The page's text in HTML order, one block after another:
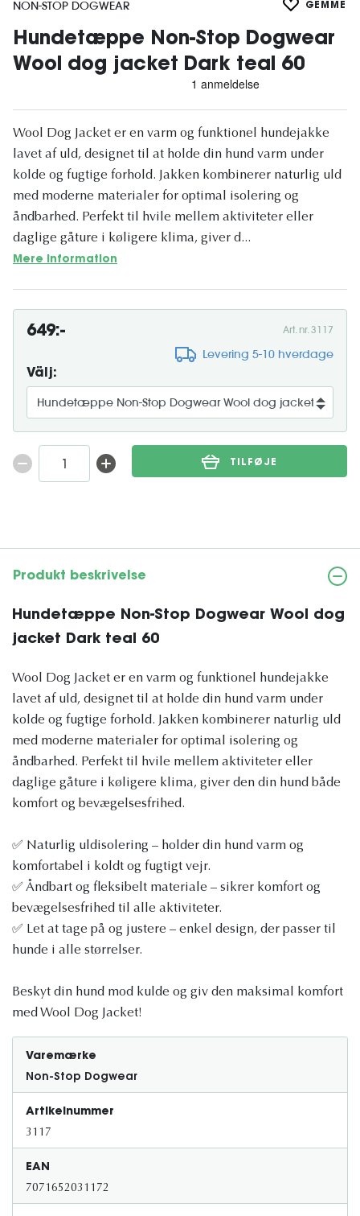
NON-STOP DOGWEAR GEMME
Hundetæppe Non-Stop Dogwear
Wool dog jacket Dark teal 60
Wool Dog Jacket er en varm og funktionel hundejakke
lavet af uld, designet til at holde din hund varm under
kolde og fugtige forhold. Jakken kombinerer naturlig uld
med moderne materialer for optimal isolering og
åndbarhed. Perfekt til hvile mellem aktiviteter eller
daglige gåture i køligere klima, giver d...
Mere information
649:- Art. nr. 3117
Levering 5-10 hverdage
Välj:
TILFØJE
Produkt beskrivelse
Hundetæppe Non-Stop Dogwear Wool dog
jacket Dark teal 60
Wool Dog Jacket er en varm og funktionel hundejakke
lavet af uld, designet til at holde din hund varm under
kolde og fugtige forhold. Jakken kombinerer naturlig uld
med moderne materialer for optimal isolering og
åndbarhed. Perfekt til hvile mellem aktiviteter eller
daglige gåture i køligere klima, giver den din hund både
komfort og bevægelsesfrihed.
✅ Naturlig uldisolering – holder din hund varm og
komfortabel i koldt og fugtigt vejr.
✅ Åndbart og fleksibelt materiale – sikrer komfort og
bevægelsesfrihed til alle aktiviteter.
✅ Let at tage på og justere – enkel design, der passer til
hunde i alle størrelser.
Beskyt din hund mod kulde og giv den maksimal komfort
med Wool Dog Jacket!
Varemærke
Non-Stop Dogwear
Artikelnummer
3117
EAN
7071652031172